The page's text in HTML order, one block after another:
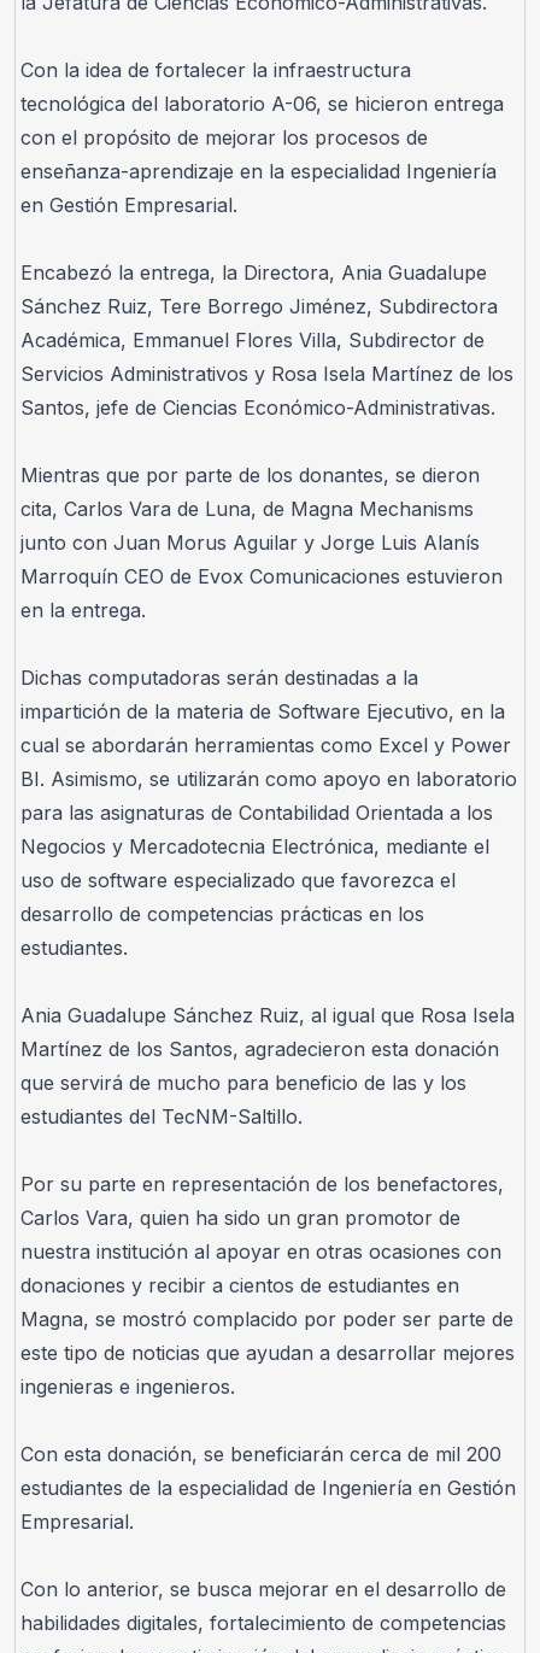
Con la idea de fortalecer la infraestructura
tecnológica del laboratorio A-06, se hicieron entrega
con el propósito de mejorar los procesos de
enseñanza-aprendizaje en la especialidad Ingeniería
en Gestión Empresarial.
Encabezó la entrega, la Directora, Ania Guadalupe
Sánchez Ruiz, Tere Borrego Jiménez, Subdirectora
Académica, Emmanuel Flores Villa, Subdirector de
Servicios Administrativos y Rosa Isela Martínez de los
Santos, jefe de Ciencias Económico-Administrativas.
Mientras que por parte de los donantes, se dieron
cita, Carlos Vara de Luna, de Magna Mechanisms
junto con Juan Morus Aguilar y Jorge Luis Alanís
Marroquín CEO de Evox Comunicaciones estuvieron
en la entrega.
Dichas computadoras serán destinadas a la
impartición de la materia de Software Ejecutivo, en la
cual se abordarán herramientas como Excel y Power
BI. Asimismo, se utilizarán como apoyo en laboratorio
para las asignaturas de Contabilidad Orientada a los
Negocios y Mercadotecnia Electrónica, mediante el
uso de software especializado que favorezca el
desarrollo de competencias prácticas en los
estudiantes.
Ania Guadalupe Sánchez Ruiz, al igual que Rosa Isela
Martínez de los Santos, agradecieron esta donación
que servirá de mucho para beneficio de las y los
estudiantes del TecNM-Saltillo.
Por su parte en representación de los benefactores,
Carlos Vara, quien ha sido un gran promotor de
nuestra institución al apoyar en otras ocasiones con
donaciones y recibir a cientos de estudiantes en
Magna, se mostró complacido por poder ser parte de
este tipo de noticias que ayudan a desarrollar mejores
ingenieras e ingenieros.
Con esta donación, se beneficiarán cerca de mil 200
estudiantes de la especialidad de Ingeniería en Gestión
Empresarial.
Con lo anterior, se busca mejorar en el desarrollo de
habilidades digitales, fortalecimiento de competencias